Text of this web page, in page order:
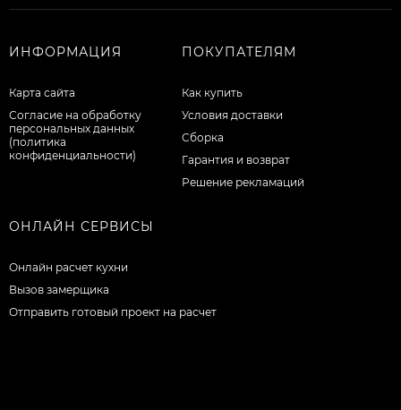
ИНФОРМАЦИЯ
Карта сайта
Согласие на обработку
персональных данных
(политика
конфиденциальности)
ПОКУПАТЕЛЯМ
Как купить
Условия доставки
Сборка
Гарантия и возврат
Решение рекламаций
ОНЛАЙН СЕРВИСЫ
Онлайн расчет кухни
Вызов замерщика
Отправить готовый проект на расчет